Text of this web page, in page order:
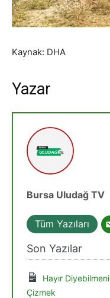
Kaynak: DHA
Yazar
Bursa Uludağ TV
Tüm Yazıları
Son Yazılar
Hayır
Çizmek